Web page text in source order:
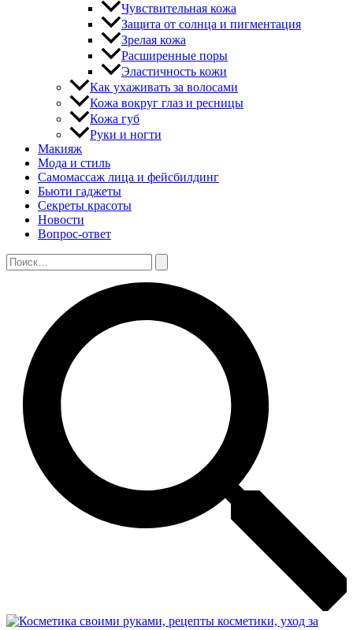
Чувствительная кожа
Защита от солнца и пигментация
Зрелая кожа
Расширенные поры
Эластичность кожи
Как ухаживать за волосами
Кожа вокруг глаз и ресницы
Кожа губ
Руки и ногти
Макияж
Мода и стиль
Самомассаж лица и фейсбилдинг
Бьюти гаджеты
Секреты красоты
Новости
Вопрос-ответ
Поиск: